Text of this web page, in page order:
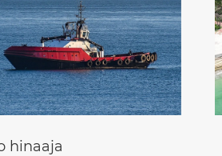
Itsestään nouseva